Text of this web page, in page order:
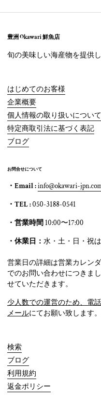
豊洲 Okawari 鮮魚店
旬の美味しい海産物を提供
はじめてのお客様
企業概要
個人情報の取り扱いについて
特定商取引法に基づく表記
ブログ
お問合せについて
・Email :info@okawari-
・TEL :050-3188-0541
・営業時間 10:00〜17:00
・休業日： 水・土・日・祝
営業日の詳細は営業カレン
でのお問い合わせにつきま
せていただきます。
少人数での運営のため、電
メールにてお願い致します
検索
ブログ
利用規約
返金ポリシー